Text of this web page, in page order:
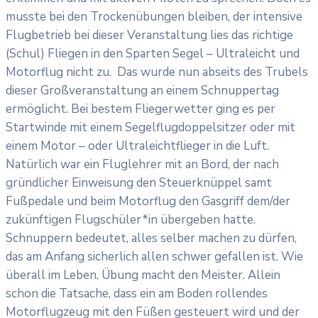
musste bei den Trockenübungen bleiben, der intensive
Flugbetrieb bei dieser Veranstaltung lies das richtige
(Schul) Fliegen in den Sparten Segel – Ultraleicht und
Motorflug nicht zu. Das wurde nun abseits des Trubels
dieser Großveranstaltung an einem Schnuppertag
ermöglicht. Bei bestem Fliegerwetter ging es per
Startwinde mit einem Segelflugdoppelsitzer oder mit
einem Motor – oder Ultraleichtflieger in die Luft.
Natürlich war ein Fluglehrer mit an Bord, der nach
gründlicher Einweisung den Steuerknüppel samt
Fußpedale und beim Motorflug den Gasgriff dem/der
zukünftigen Flugschüler*in übergeben hatte.
Schnuppern bedeutet, alles selber machen zu dürfen,
das am Anfang sicherlich allen schwer gefallen ist. Wie
überall im Leben, Übung macht den Meister. Allein
schon die Tatsache, dass ein am Boden rollendes
Motorflugzeug mit den Füßen gesteuert wird und der